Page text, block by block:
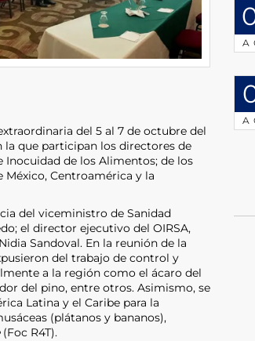
del 5 al 7 de octubre del
la que participan los directores de
Inocuidad de los Alimentos; de los
Centroamérica y la
del viceministro de Sanidad
el director ejecutivo del OIRSA,
Sandoval. En la reunión de la
del trabajo de control y
a la región como el ácaro del
del pino, entre otros. Asimismo, se
Latina y el Caribe para la
(plátanos y bananos),
(Foc R4T).